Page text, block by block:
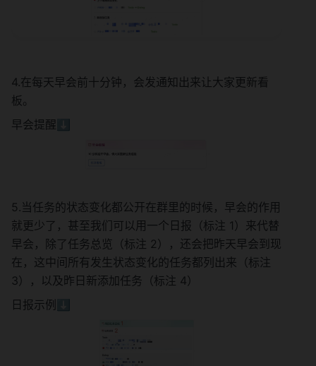
4.在每天早会前十分钟，会发通知出来让大家更新看
板。
早会提醒⬇️
5.当任务的状态变化都公开在群里的时候，早会的作用
就更少了，甚至我们可以用一个日报（标注 1）来代替
早会，除了任务总览（标注 2），还会把昨天早会到现
在，这中间所有发生状态变化的任务都列出来（标注
3），以及昨日新添加任务（标注 4）
日报示例⬇️